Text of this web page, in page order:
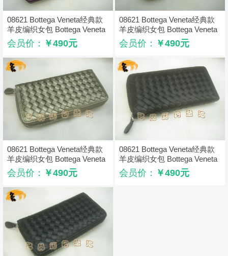
08621 Bottega Veneta经典款
羊皮编织女包 Bottega Veneta
时尚女士长款钱包 紫色
会员价： ￥490元
08621 Bottega Veneta经典款
羊皮编织女包 Bottega Veneta
时尚女士长款钱包 米白色
会员价： ￥490元
08621 Bottega Veneta经典款
羊皮编织女包 Bottega Veneta
时尚女士长款钱包 古铜色
会员价： ￥490元
08621 Bottega Veneta经典款
羊皮编织女包 Bottega Veneta
时尚女士长款钱包 啡色
会员价： ￥490元